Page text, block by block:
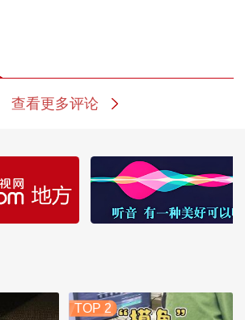
查看更多评论
TOP 2